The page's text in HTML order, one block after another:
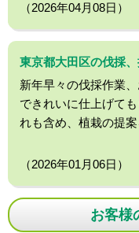
（2026年04月08日）
東京都大田区の伐採
新年早々の伐採作業
できれいに仕上げて
れも含め、植栽の提案
（2026年01月06日）
お客様